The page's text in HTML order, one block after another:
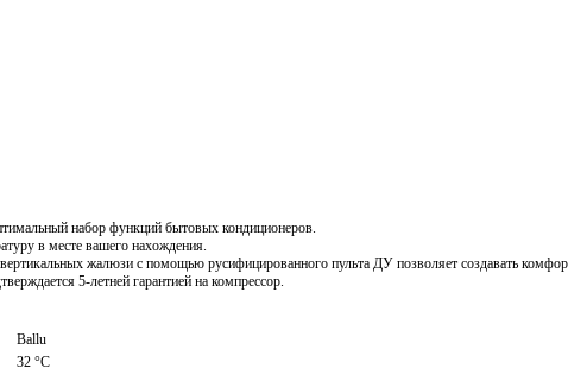
набор функций бытовых кондиционеров.
в месте вашего нахождения.
жалюзи с помощью русифицированного пульта ДУ позволяет создавать
5-летней гарантией на компрессор.
Ballu
32 °С